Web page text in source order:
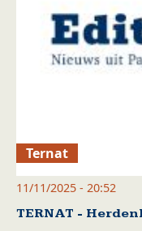
Ternat
11/11/2025 - 20:52
TERNAT -